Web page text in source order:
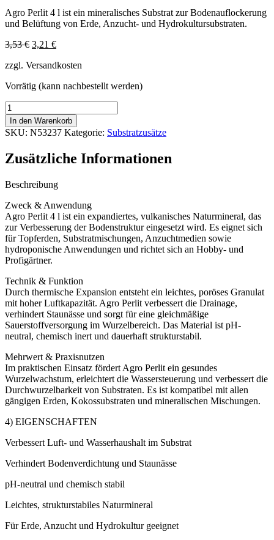
Agro Perlit 4 l ist ein mineralisches Substrat zur Bodenauflockerung
und Belüftung von Erde, Anzucht- und Hydrokultursubstraten.
3,53€ Ursprünglicher
war:
3,21 €Aktueller
ist:
zzgl. Versandkosten
Vorrätig (kann nachbestellt werden)
Agro
Perlit
4
l
Strukturverbesserung
Erde
Substrate
Menge
In den Warenkorb
SKU: N53237 Kategorie: Substratzusätze
Zusätzliche Informationen
Beschreibung
Zweck & Anwendung
Agro Perlit 4 l ist ein expandiertes, vulkanisches Naturmineral, das
zur Verbesserung der Bodenstruktur eingesetzt wird. Es eignet sich
für Topferden, Substratmischungen, Anzuchtmedien sowie
hydroponische Anwendungen und richtet sich an Hobby- und
Profigärtner.
Technik & Funktion
Durch thermische Expansion entsteht ein leichtes, poröses Granulat
mit hoher Luftkapazität. Agro Perlit verbessert die Drainage,
verhindert Staunässe und sorgt für eine gleichmäßige
Sauerstoffversorgung im Wurzelbereich. Das Material ist pH-
neutral, chemisch inert und dauerhaft strukturstabil.
Mehrwert & Praxisnutzen
Im praktischen Einsatz fördert Agro Perlit ein gesundes
Wurzelwachstum, erleichtert die Wassersteuerung und verbessert die
Durchwurzelbarkeit von Substraten. Es ist kompatibel mit allen
gängigen Erden, Kokossubstraten und mineralischen Mischungen.
4) EIGENSCHAFTEN
Verbessert Luft- und Wasserhaushalt im Substrat
Verhindert Bodenverdichtung und Staunässe
pH-neutral und chemisch stabil
Leichtes, strukturstabiles Naturmineral
Für Erde, Anzucht und Hydrokultur geeignet